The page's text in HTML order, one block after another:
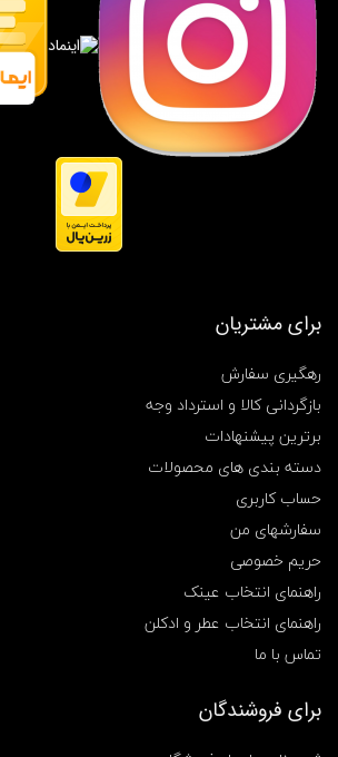
برای مشتریان
رهگیری سفارش
بازگردانی کالا و استرداد وجه
برترین پیشنهادات
دسته بندی های محصولات
حساب کاربری
سفارشهای من
حریم خصوصی
راهنمای انتخاب عینک
راهنمای انتخاب عطر و ادکلن
تماس با ما
برای فروشندگان